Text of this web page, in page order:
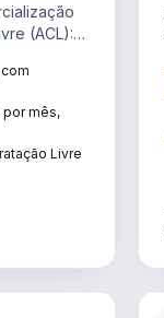
(ACL):
por mês,
Livre